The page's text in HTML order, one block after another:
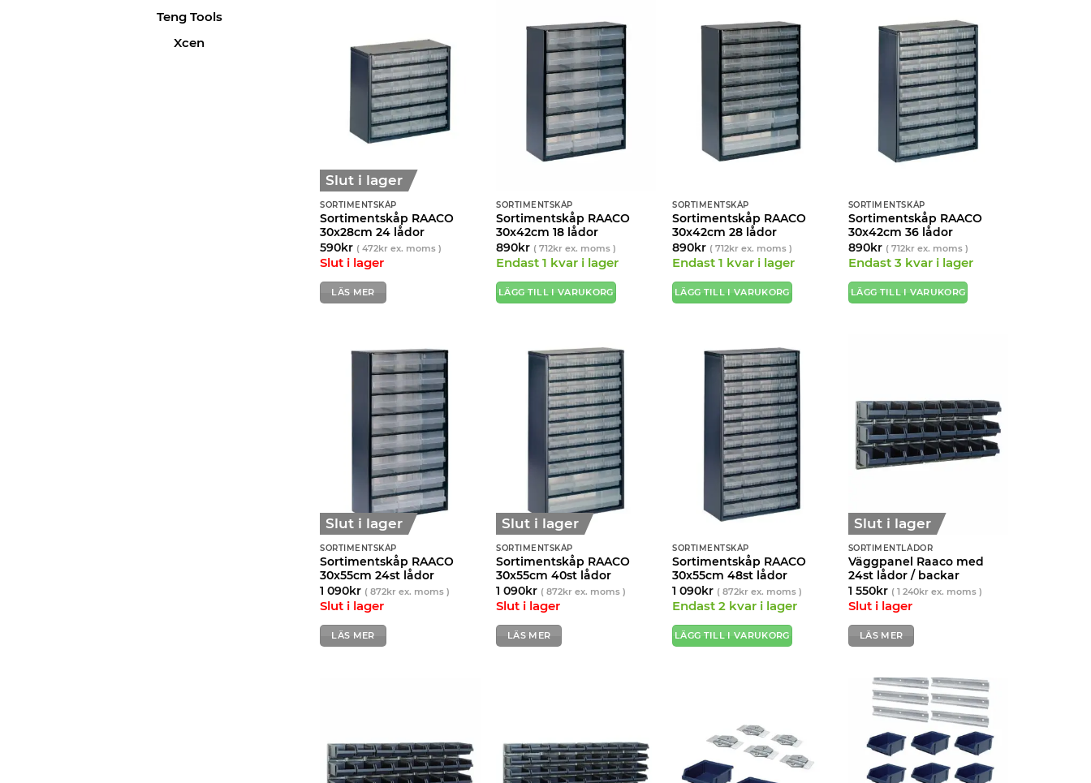
Teng Tools
Xcen
Slut i lager
SORTIMENTSKÅP
Sortimentskåp RAACO
30x28cm 24 lådor
590kr (472kr ex. moms )
Slut i lager
LÄS MER
SORTIMENTSKÅP
Sortimentskåp RAACO
30x42cm 18 lådor
890kr (712kr ex. moms )
Endast 1 kvar i lager
LÄGG TILL I VARUKORG
SORTIMENTSKÅP
Sortimentskåp RAACO
30x42cm 28 lådor
890kr (712kr ex. moms )
Endast 1 kvar i lager
LÄGG TILL I VARUKORG
SORTIMENTSKÅP
Sortimentskåp RAACO
30x42cm 36 lådor
890kr ( 712krex. moms )
Endast 3 kvar i lager
LÄGG TILL I VARUKORG
Slut i lager
SORTIMENTSKÅP
Sortimentskåp RAACO
30x55cm 24st lådor
1 090kr (872kr ex. moms )
Slut i lager
LÄS MER
Slut i lager
SORTIMENTSKÅP
Sortimentskåp RAACO
30x55cm 40st lådor
1 090kr (872kr ex. moms )
Slut i lager
LÄS MER
SORTIMENTSKÅP
Sortimentskåp RAACO
30x55cm 48st lådor
1 090kr (872kr ex. moms )
Endast 2 kvar i lager
LÄGG TILL I VARUKORG
Slut i lager
SORTIMENTLÅDOR
Väggpanel Raaco med
24st lådor / backar
1 550kr ( 1 240krex. moms )
Slut i lager
LÄS MER